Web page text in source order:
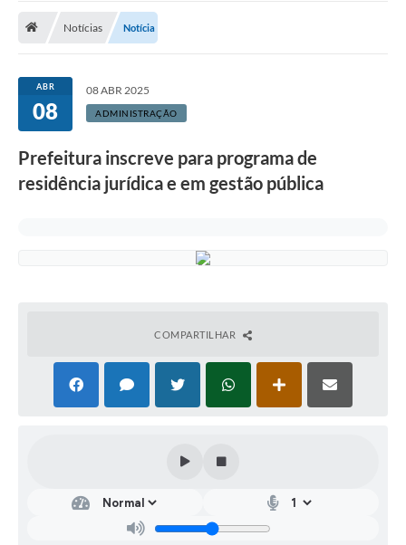
Notícias Notícia
ABR
08
08 ABR 2025
ADMINISTRAÇÃO
Prefeitura inscreve para programa de
residência jurídica e em gestão pública
COMPARTILHAR